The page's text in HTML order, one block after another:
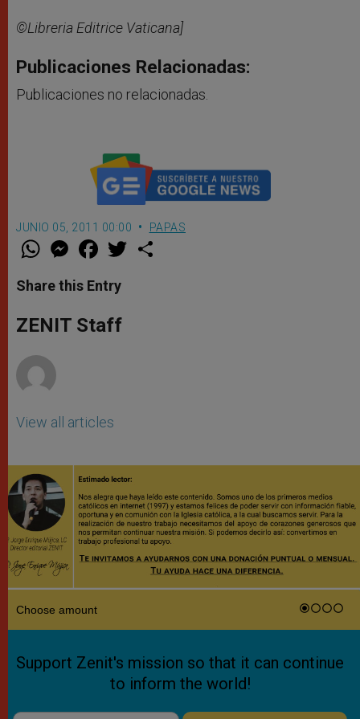
©Libreria Editrice Vaticana]
Publicaciones Relacionadas:
Publicaciones no relacionadas.
JUNIO 05, 2011 00:00 PAPAS
W
t
s
p
p
M
e
s
e
g
e
F
a
e
b
o
k
w
Share this Entry
ZENIT Staff
View all articles